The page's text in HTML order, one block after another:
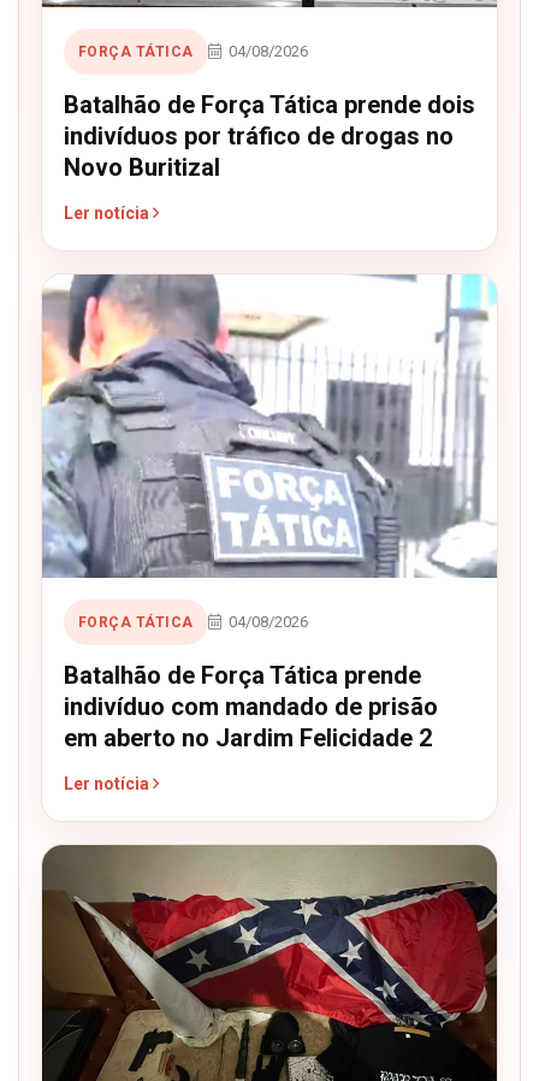
FORÇA TÁTICA 04/08/2026
Batalhão de Força Tática prende dois
indivíduos por tráfico de drogas no
Novo Buritizal
Ler notícia
FORÇA TÁTICA 04/08/2026
Batalhão de Força Tática prende
indivíduo com mandado de prisão
em aberto no Jardim Felicidade 2
Ler notícia